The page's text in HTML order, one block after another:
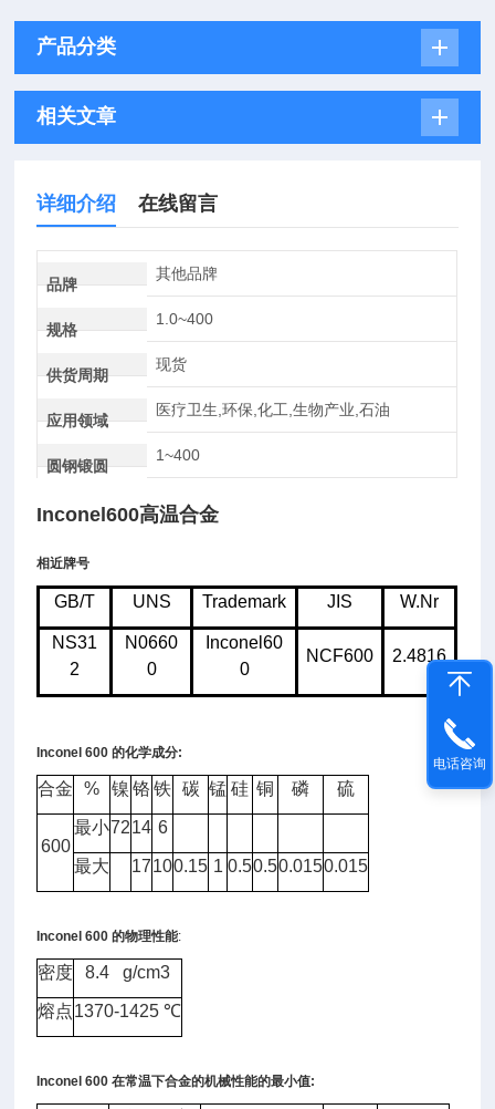
产品分类
相关文章
详细介绍 在线留言
品牌
其他品牌
规格
1.0~400
供货周期
现货
应用领域
医疗卫生,环保,化工,生物产业,石油
圆钢锻圆
1~400
Inconel600高温合金
相近牌号
GB/T UNS Trademark JIS W.Nr
NS31
2
N0660
0
Inconel60
0
NCF600 2.4816
Inconel 600的化学成分:
合金 % 镍 铬 铁 碳 锰 硅 铜 磷 硫
600
最小7214 6
最大 17100.15 1 0.50.50.0150.015
Inconel 600的物理性能:
密度 8.4 g/cm3
熔点1370-1425 ℃
Inconel 600在常温下合金的机械性能的最小值:
电话咨询